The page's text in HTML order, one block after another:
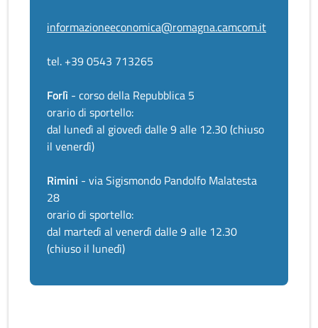
informazioneeconomica@romagna.camcom.it
tel. +39 0543 713265
Forlì - corso della Repubblica 5
orario di sportello:
dal lunedì al giovedì dalle 9 alle 12.30 (chiuso
il venerdì)
Rimini - via Sigismondo Pandolfo Malatesta
28
orario di sportello:
dal martedì al venerdì dalle 9 alle 12.30
(chiuso il lunedì)